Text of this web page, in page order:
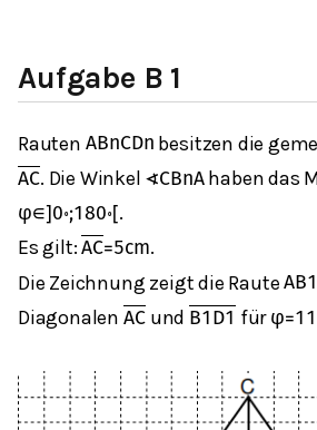
Aufgabe B 1
Rauten ABnCDn besitzen die
AC. Die Winkel ∢CBnAhaben das
φ∈] 0∘;180∘[.
Es gilt:AC=5cm.
Die Zeichnung zeigt die RauteAB1
Diagonalen ACund B1 D1 für φ=